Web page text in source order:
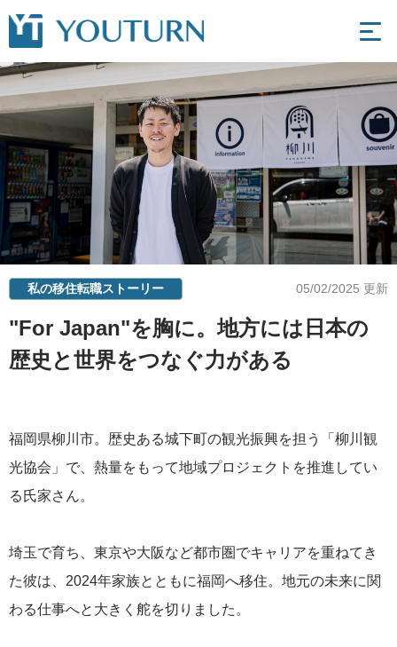
"For Japan"を胸に。地方には日本の
歴史と世界をつなぐ力がある
私の移住転職ストーリー 05/02/2025 更新
福岡県柳川市。歴史ある城下町の観光振興を担う「柳川観
光協会」で、熱量をもって地域プロジェクトを推進してい
る氏家さん。
埼玉で育ち、東京や大阪など都市圏でキャリアを重ねてき
た彼は、2024年家族とともに福岡へ移住。地元の未来に関
わる仕事へと大きく舵を切りました。